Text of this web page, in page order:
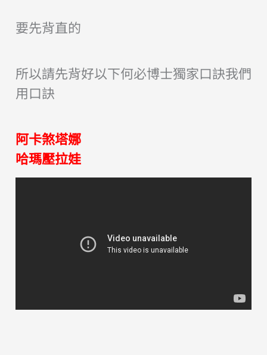
要先背直的
所以請先背好以下何必博士獨家口訣我們
用口訣
阿卡煞塔娜
哈瑪壓拉娃